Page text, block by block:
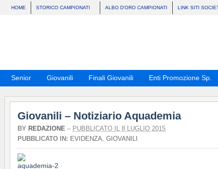
HOME STORICO CAMPIONATI ALBO D’ORO CAMPIONATI LINK SITI
Senior Giovanili Finali Giovanili Enti Promozione Sp.
Giovanili – Notiziario Aquademia
BY REDAZIONE – PUBBLICATO IL 8 LUGLIO 2015
PUBBLICATO IN: EVIDENZA, GIOVANILI